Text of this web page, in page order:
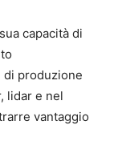
capacità di
di produzione
lidar e nel
vantaggio